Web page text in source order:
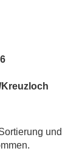
Kreuzloch
und